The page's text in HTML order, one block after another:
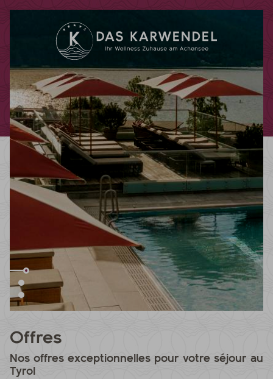
Offres
Nos offres exceptionnelles pour votre séjour au
Tyrol